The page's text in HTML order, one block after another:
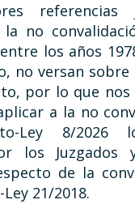
referencias
no
los años
no versan
por lo que nos
a la no
Ley 8/2026
los Juzgados
de la
21/2018.